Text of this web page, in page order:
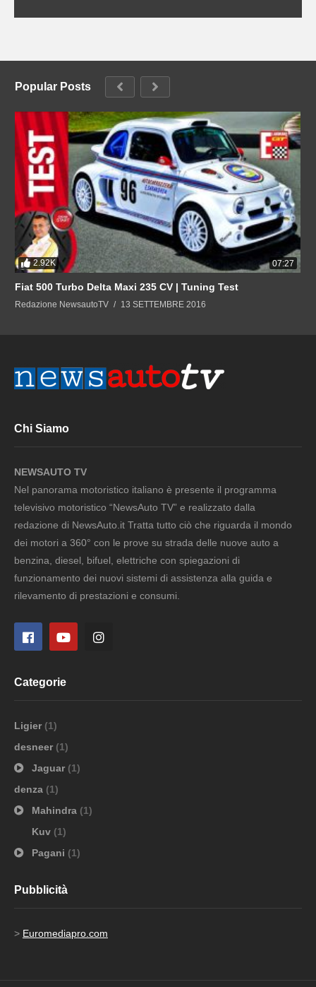
Popular Posts
2.92K 07:27
Fiat 500 Turbo Delta Maxi 235 CV | Tuning Test
Redazione NewsautoTV 13 SETTEMBRE 2016
Chi Siamo
NEWSAUTO TV
Nel panorama motoristico italiano è presente il programma
televisivo motoristico “NewsAuto TV” e realizzato dalla
redazione di NewsAuto.it Tratta tutto ciò che riguarda il mondo
dei motori a 360° con le prove su strada delle nuove auto a
benzina, diesel, bifuel, elettriche con spiegazioni di
funzionamento dei nuovi sistemi di assistenza alla guida e
rilevamento di prestazioni e consumi.
Categorie
Ligier (1)
desneer (1)
Jaguar (1)
denza (1)
Mahindra (1)
Kuv (1)
Pagani (1)
Pubblicità
> Euromediapro.com